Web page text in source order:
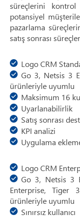
süreçlerini kontrol
potansiyel
pazarlama
satış sonrası
Logo CRM
Go 3, Netsis 3
ürünleriyle uyumlu
Maksimum 16
Uyarlanabilirlik
Satış sonrası
KPI analizi
Uygulama
Logo CRM
Go 3, Netsis 3
Enterprise, Tiger
ürünleriyle uyumlu
Sınırsız kullanıcı